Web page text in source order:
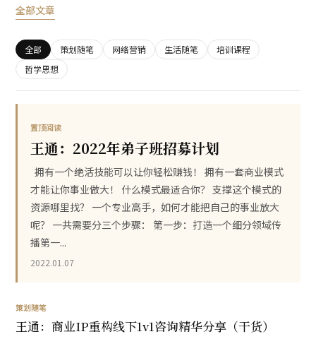
全部文章
全部 策划随笔 网络营销 生活随笔
培训课程
哲学思想
置顶阅读
王通：2022年弟子班招募计划
拥有一个绝活技能可以让你轻松赚钱！ 拥有一套商业模式
才能让你事业做大！ 什么模式最适合你？ 支撑这个模式的
资源哪里找？ 一个专业高手，如何才能把自己的事业放大
呢？ 一共需要分三个步骤： 第一步：打造一个细分领域传
播第一...
2022.01.07
策划随笔
王通：商业IP重构线下1v1咨询精华分享（干货）